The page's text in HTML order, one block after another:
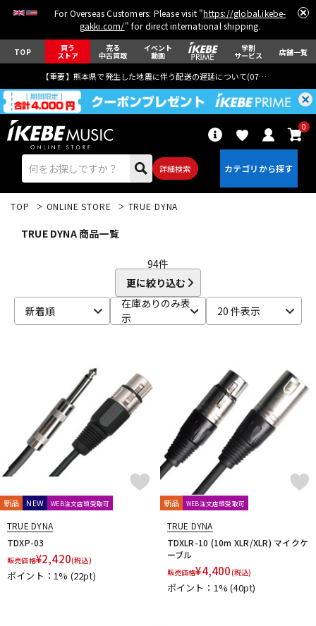
For Overseas Customers: Please visit "https://global.ikebe-
gakki.com/" for direct international shipping.
TOP 買う
ストア
売る
中古買取
イベント
動画
学割
サービス 店舗一覧
【重要】熊本県で発生した地震に伴う配送の遅延について(07月29日
詳細検索
0
ドラム パーカッション
キーボード 電子ピアノ
その他楽器
エフェクター
DTM
TOP ONLINE STORE TRUE DYNA
TRUE DYNA 商品一覧
94件
更に絞り込む
新着順
在庫ありのみ表
示
20 件表示
新品 NEW WEB注文店頭受取可
TRUE DYNA
TDXP-03
販売価格¥2,420(税込)
ポイント：1% (22pt)
新品 WEB注文店頭受取可
TRUE DYNA
TDXLR-10 (10m XLR/XLR) マイクケ
ーブル
販売価格¥4,400(税込)
ポイント：1%(40pt)